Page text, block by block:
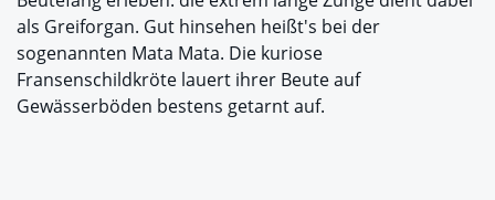
als Greiforgan. Gut hinsehen heißt's bei der
sogenannten Mata Mata. Die kuriose
Fransenschildkröte lauert ihrer Beute auf
Gewässerböden bestens getarnt auf.